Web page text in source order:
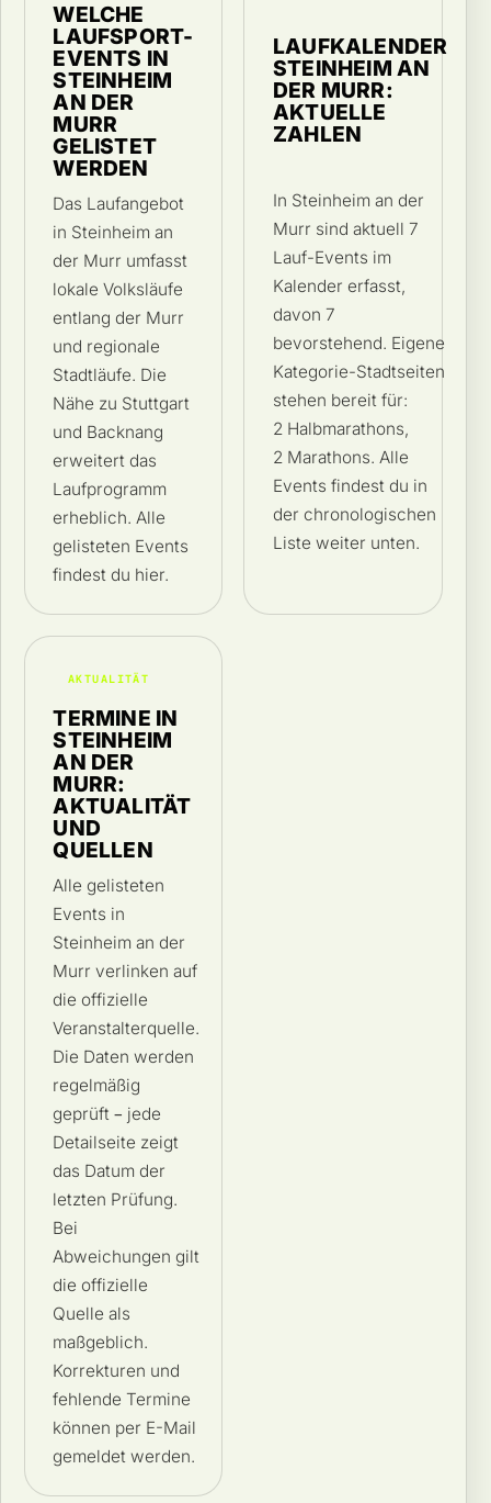
WELCHE
LAUFSPORT-
EVENTS IN
STEINHEIM
AN DER
MURR
GELISTET
WERDEN
Das Laufangebot
in Steinheim an
der Murr umfasst
lokale Volksläufe
entlang der Murr
und regionale
Stadtläufe. Die
Nähe zu Stuttgart
und Backnang
erweitert das
Laufprogramm
erheblich. Alle
gelisteten Events
findest du hier.
LAUFKALENDER
STEINHEIM AN
DER MURR:
AKTUELLE
ZAHLEN
In Steinheim an der
Murr sind aktuell 7
Lauf-Events im
Kalender erfasst,
davon 7
bevorstehend. Eigene
Kategorie-Stadtseiten
stehen bereit für:
2 Halbmarathons,
2 Marathons. Alle
Events findest du in
der chronologischen
Liste weiter unten.
AKTUALITÄT
TERMINE IN
STEINHEIM
AN DER
MURR:
AKTUALITÄT
UND
QUELLEN
Alle gelisteten
Events in
Steinheim an der
Murr verlinken auf
die offizielle
Veranstalterquelle.
Die Daten werden
regelmäßig
geprüft – jede
Detailseite zeigt
das Datum der
letzten Prüfung.
Bei
Abweichungen gilt
die offizielle
Quelle als
maßgeblich.
Korrekturen und
fehlende Termine
können per E-Mail
gemeldet werden.